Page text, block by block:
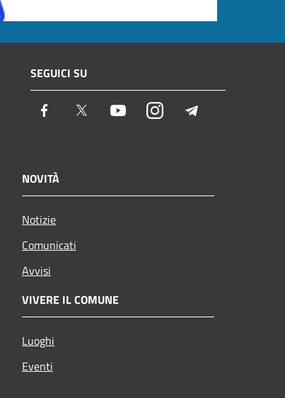
SEGUICI SU
Facebook Twitter YoutubeInstagram
NOVITÀ
Notizie
Comunicati
Avvisi
VIVERE IL COMUNE
Luoghi
Eventi